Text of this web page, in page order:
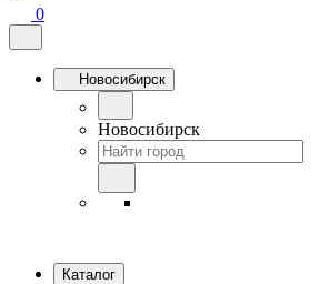
0
Новосибирск
Новосибирск
Каталог